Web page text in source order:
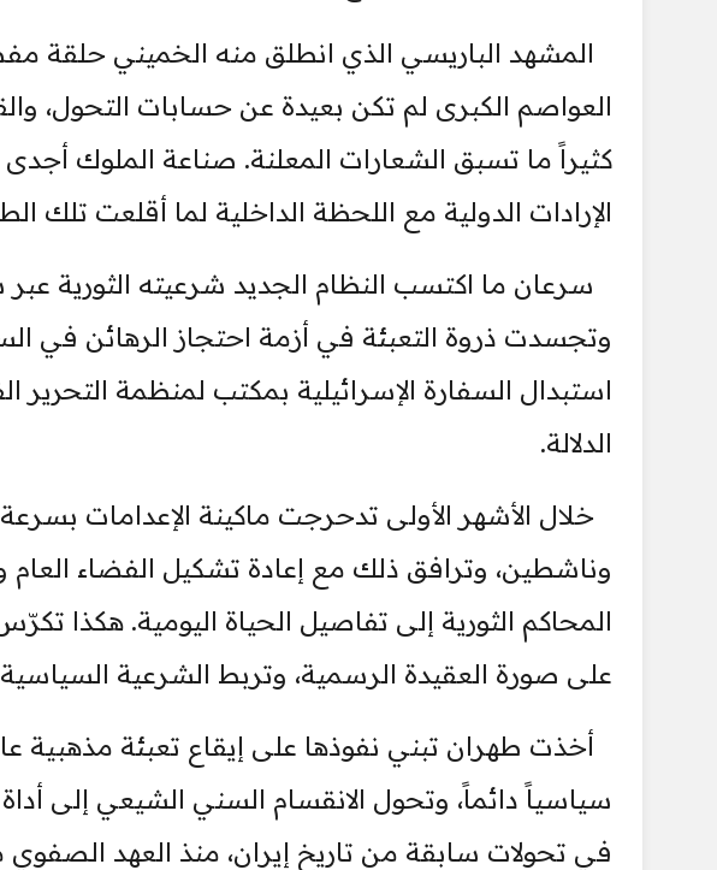
المشهد الباريسي الذي انطلق منه الخميني حلقة
العواصم الكبرى لم تكن بعيدة عن حسابات التحول،
كثيراً ما تسبق الشعارات المعلنة. صناعة الملوك أجدى
الإرادات الدولية مع اللحظة الداخلية لما أقلعت تلك
سرعان ما اكتسب النظام الجديد شرعيته الثورية عبر
وتجسدت ذروة التعبئة في أزمة احتجاز الرهائن في
استبدال السفارة الإسرائيلية بمكتب لمنظمة
الدلالة.
خلال الأشهر الأولى تدحرجت ماكينة الإعدامات
وناشطين، وترافق ذلك مع إعادة تشكيل الفضاء
المحاكم الثورية إلى تفاصيل الحياة اليومية. هكذا
على صورة العقيدة الرسمية، وتربط الشرعية السياسية
أخذت طهران تبني نفوذها على إيقاع تعبئة مذهبية
سياسياً دائماً، وتحول الانقسام السني الشيعي إلى
في تحولات سابقة من تاريخ إيران، منذ العهد